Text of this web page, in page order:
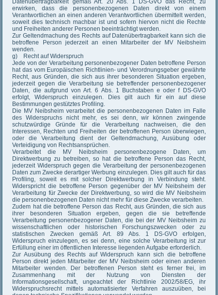
Datenübertragbarkeit gemäß Art. 20 Abs. 1 DS-GVO das Recht, zu
erwirken, dass die personenbezogenen Daten direkt von einem
Verantwortlichen an einen anderen Verantwortlichen übermittelt werden,
soweit dies technisch machbar ist und sofern hiervon nicht die Rechte
und Freiheiten anderer Personen beeinträchtigt werden.
Zur Geltendmachung des Rechts auf Datenübertragbarkeit kann sich die
betroffene Person jederzeit an einen Mitarbeiter der MV Neibsheim
wenden.
g) Recht auf Widerspruch
Jede von der Verarbeitung personenbezogener Daten betroffene Person
hat das vom Europäischen Richtlinien- und Verordnungsgeber gewährte
Recht, aus Gründen, die sich aus ihrer besonderen Situation ergeben,
jederzeit gegen die Verarbeitung sie betreffender personenbezogener
Daten, die aufgrund von Art. 6 Abs. 1 Buchstaben e oder f DS-GVO
erfolgt, Widerspruch einzulegen. Dies gilt auch für ein auf diese
Bestimmungen gestütztes Profiling.
Die MV Neibsheim verarbeitet die personenbezogenen Daten im Falle
des Widerspruchs nicht mehr, es sei denn, wir können zwingende
schutzwürdige Gründe für die Verarbeitung nachweisen, die den
Interessen, Rechten und Freiheiten der betroffenen Person überwiegen,
oder die Verarbeitung dient der Geltendmachung, Ausübung oder
Verteidigung von Rechtsansprüchen.
Verarbeitet die MV Neibsheim personenbezogene Daten, um
Direktwerbung zu betreiben, so hat die betroffene Person das Recht,
jederzeit Widerspruch gegen die Verarbeitung der personenbezogenen
Daten zum Zwecke derartiger Werbung einzulegen. Dies gilt auch für das
Profiling, soweit es mit solcher Direktwerbung in Verbindung steht.
Widerspricht die betroffene Person gegenüber der MV Neibsheim der
Verarbeitung für Zwecke der Direktwerbung, so wird die MV Neibsheim
die personenbezogenen Daten nicht mehr für diese Zwecke verarbeiten.
Zudem hat die betroffene Person das Recht, aus Gründen, die sich aus
ihrer besonderen Situation ergeben, gegen die sie betreffende
Verarbeitung personenbezogener Daten, die bei der MV Neibsheim zu
wissenschaftlichen oder historischen Forschungszwecken oder zu
statistischen Zwecken gemäß Art. 89 Abs. 1 DS-GVO erfolgen,
Widerspruch einzulegen, es sei denn, eine solche Verarbeitung ist zur
Erfüllung einer im öffentlichen Interesse liegenden Aufgabe erforderlich.
Zur Ausübung des Rechts auf Widerspruch kann sich die betroffene
Person direkt jeden Mitarbeiter der MV Neibsheim oder einen anderen
Mitarbeiter wenden. Der betroffenen Person steht es ferner frei, im
Zusammenhang mit der Nutzung von Diensten der
Informationsgesellschaft, ungeachtet der Richtlinie 2002/58/EG, ihr
Widerspruchsrecht mittels automatisierter Verfahren auszuüben, bei